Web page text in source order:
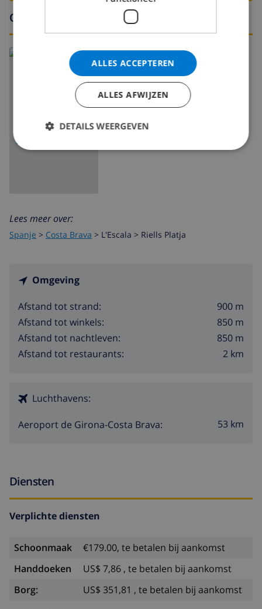
Omgeving
TOON KAART
Lees meer over:
Spanje > Costa Brava > L'Escala > Riells Platja
Omgeving
Afstand tot strand:
900 m
Afstand tot winkels:
850 m
Afstand tot nachtleven:
850 m
Afstand tot restaurants:
2 km
Luchthavens:
Aeroport de Girona-Costa Brava: 53 km
Diensten
Verplichte diensten
Schoonmaak
€179.00, te betalen bij aankomst
Handdoeken
US$ 7,86 , te betalen bij aankomst
Borg:
US$ 351,81 , te betalen bij aankomst
ALLES ACCEPTEREN
ALLES AFWIJZEN
DETAILS WEERGEVEN